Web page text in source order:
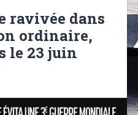
ravivée dans
ordinaire,
le 23 juin